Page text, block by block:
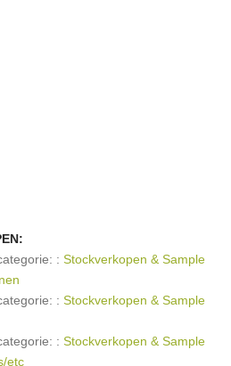
:Stockverkopen & Sample
:Stockverkopen & Sample
:Stockverkopen & Sample
etc